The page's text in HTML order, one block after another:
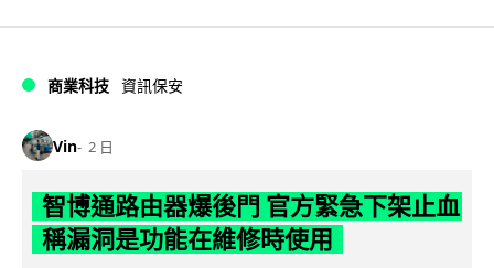
商業科技 資訊保安
Vin 2 日
智博通路由器爆後門 官方緊急下架止血
稱漏洞是功能在維修時使用